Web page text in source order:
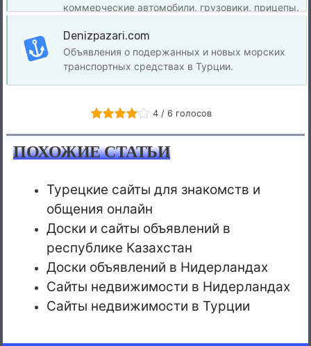
коммерческие автомобили, грузовики, прицепы.
собственника в Турции.
Denizpazari.com
Объявления о подержанных и новых морских
транспортных средствах в Турции.
4 / 6 голосов
ПОХОЖИЕ СТАТЬИ
Турецкие сайты для знакомств и
общения онлайн
Доски и сайты объявлений в
республике Казахстан
Доски объявлений в Нидерландах
Сайты недвижимости в Нидерландах
Сайты недвижимости в Турции